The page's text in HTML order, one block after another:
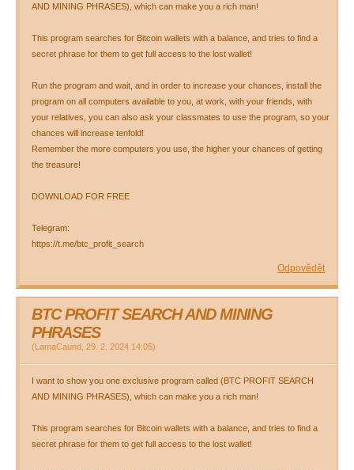
AND MINING PHRASES), which can make you a rich man!
This program searches for Bitcoin wallets with a balance, and tries to find a
secret phrase for them to get full access to the lost wallet!
Run the program and wait, and in order to increase your chances, install the
program on all computers available to you, at work, with your friends, with
your relatives, you can also ask your classmates to use the program, so your
chances will increase tenfold!
Remember the more computers you use, the higher your chances of getting
the treasure!
DOWNLOAD FOR FREE
Telegram:
https://t.me/btc_profit_search
Odpovědět
BTC PROFIT SEARCH AND MINING
PHRASES
(LamaCaund 29. 2. 2024 14:05)
I want to show you one exclusive program called (BTC PROFIT SEARCH
AND MINING PHRASES), which can make you a rich man!
This program searches for Bitcoin wallets with a balance, and tries to find a
secret phrase for them to get full access to the lost wallet!